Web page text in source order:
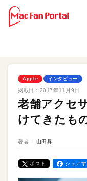
Apple インタビュー
掲載日： 2017年11月9日
老舗アクセ
けてきたも
著者： 山田昇
ポスト シェアす